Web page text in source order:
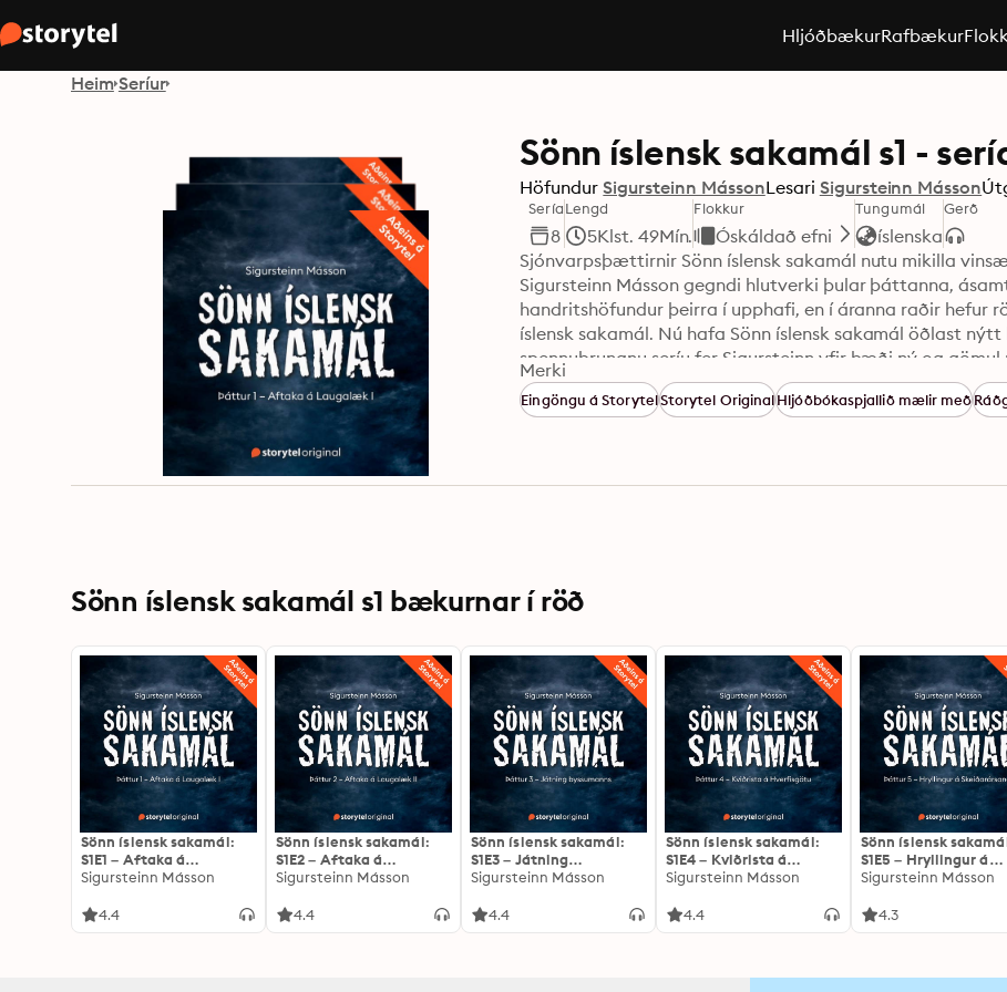
HljóðbækurRafbækur
Heim Seríur
Sönn íslensk sakamál s1 -
Höfundur Sigursteinn MássonLesari Sigursteinn Másson
Sería
8
Lengd
5Klst. 49Mín.
Flokkur
Óskáldað efni
Tungumál
íslenska
Gerð
Sjónvarpsþættirnir Sönn íslensk sakamál nutu mikilla
Sigursteinn Másson gegndi hlutverki þular þáttanna,
handritshöfundur þeirra í upphafi, en í áranna raðir hefur
íslensk sakamál. Nú hafa Sönn íslensk sakamál öðlast
spennuþrungnu seríu fer Sigursteinn yfir bæði ný og
Heimildaöflun og aðstoð við handrit: Þórunn
sjónvarpsþáttum er birt með góðfúslegu leyfi
Merki
Eingöngu á StorytelStorytel OriginalHljóðbókaspjallið mælir með
Sönn íslensk sakamál s1 bækurnar í röð
Sönn íslensk sakamál:
S1E1 – Aftaka á
Laugalæk I
Sigursteinn Másson
4.4
Sönn íslensk sakamál:
S1E2 – Aftaka á
Laugalæk II
Sigursteinn Másson
4.4
Sönn íslensk sakamál:
S1E3 – Játning
byssumanns
Sigursteinn Másson
4.4
Sönn íslensk sakamál:
S1E4 – Kviðrista á
Hverfisgötu
Sigursteinn Másson
4.4
Sönn íslensk
S1E5 – Hryllingur á
Skeiðarársandi
Sigursteinn Másson
4.3